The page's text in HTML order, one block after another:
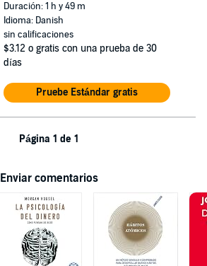
Duración: 1 h y 49 m
Idioma: Danish
sin calificaciones
$3.12 o gratis con una prueba de 30
días
Pruebe Estándar gratis
Página 1 de 1
Enviar comentarios